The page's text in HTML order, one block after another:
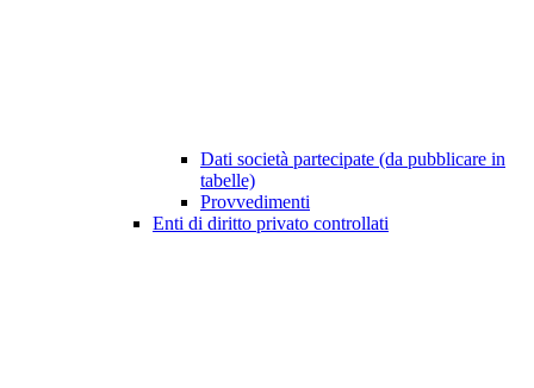
Dati società partecipate (da pubblicare in
tabelle)
Provvedimenti
Enti di diritto privato controllati